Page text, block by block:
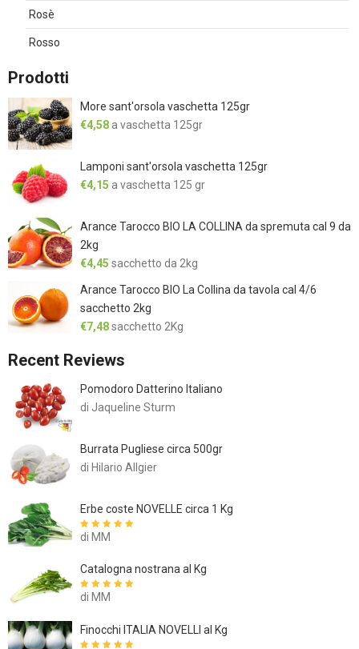
Rosè
Rosso
Prodotti
More sant'orsola vaschetta 125gr
€4,58 a vaschetta 125gr
Lamponi sant'orsola vaschetta 125gr
€4,15 a vaschetta 125 gr
Arance Tarocco BIO LA COLLINA da spremuta cal 9 da
2kg
€4,45 sacchetto da 2kg
Arance Tarocco BIO La Collina da tavola cal 4/6
sacchetto 2kg
€7,48sacchetto 2Kg
Recent Reviews
Pomodoro Datterino Italiano
di Jaqueline Sturm
Burrata Pugliese circa 500gr
di Hilario Allgier
Erbe coste NOVELLE circa 1 Kg
Valutato
di MM
Catalogna nostrana al Kg
Valutato
di MM
Finocchi ITALIA NOVELLI al Kg